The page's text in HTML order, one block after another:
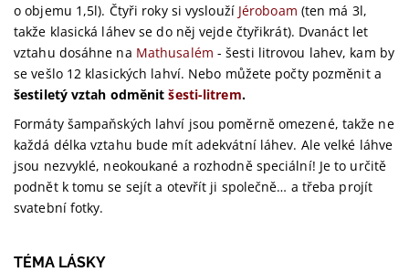
o objemu 1,5l). Čtyři roky si vyslouží Jéroboam (ten má 3l,
takže klasická láhev se do něj vejde čtyřikrát). Dvanáct let
vztahu dosáhne na Mathusalém - šesti litrovou lahev, kam by
se vešlo 12 klasických lahví. Nebo můžete počty pozměnit a
šestiletý vztah odměnitšesti-litrem.
Formáty šampaňských lahví jsou poměrně omezené, takže ne
každá délka vztahu bude mít adekvátní láhev. Ale velké láhve
jsou nezvyklé, neokoukané a rozhodně speciální! Je to určitě
podnět k tomu se sejít a otevřít ji společně… a třeba projít
svatební fotky.
TÉMA LÁSKY